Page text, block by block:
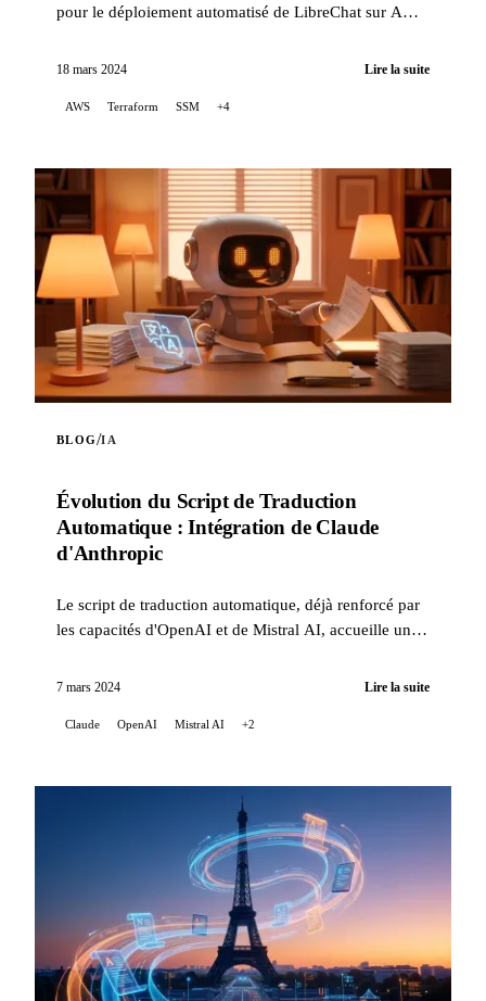
pour le déploiement automatisé de LibreChat sur AWS
18 mars 2024 Lire la suite
AWS Terraform SSM +4
BLOG/IA
Évolution du Script de Traduction
Automatique : Intégration de Claude
d'Anthropic
Le script de traduction automatique, déjà renforcé par
les capacités d'OpenAI et de Mistral AI, accueille une
7 mars 2024 Lire la suite
Claude OpenAI Mistral AI +2